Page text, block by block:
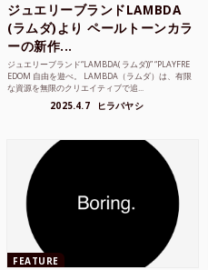
ジュエリーブランドLAMBDA
(ラムダ)より ペールトーンカラ
ーの新作...
ジュエリーブランド“LAMBDA( ラムダ))” “PLAYFRE
EDOM 自由を遊べ。 LAMBDA（ラムダ）は、有限
な資源を無限のクリエイティブで追...
2025.4.7 ヒラバヤシ
FEATURE